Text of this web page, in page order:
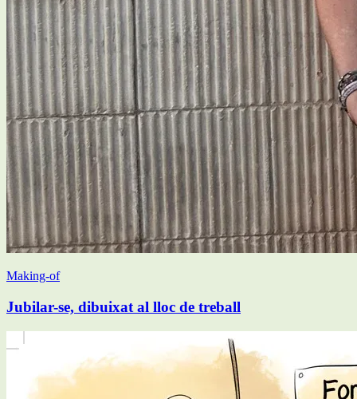
Making-of
Jubilar-se, dibuixat al lloc de treball